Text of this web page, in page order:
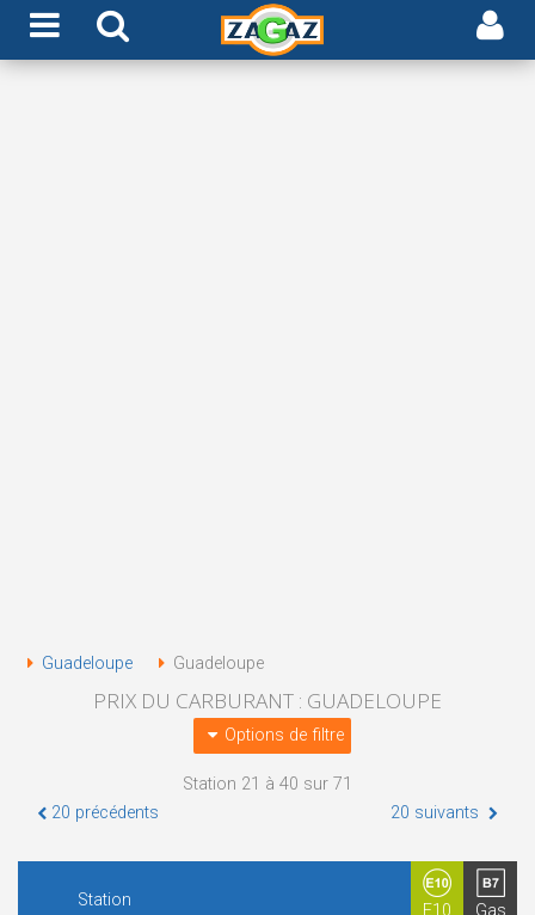
Guadeloupe Guadeloupe
PRIX DU CARBURANT : GUADELOUPE
Options de filtre
Station 21 à 40 sur 71
20 précédents
20 suivants
Station
E10 Gas